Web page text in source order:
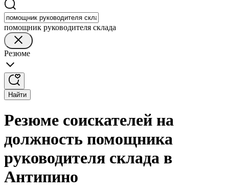
помощник руководителя склада
Резюме
Найти
Резюме соискателей на
должность помощника
руководителя склада в
Антипино